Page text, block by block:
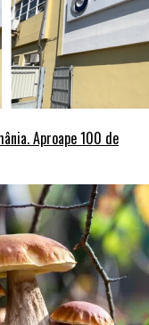
Aproape 100 de